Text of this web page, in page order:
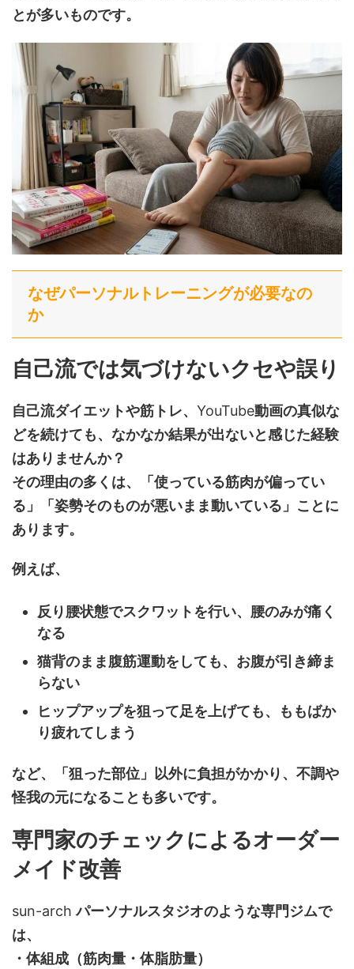
とが多いものです。
なぜパーソナルトレーニングが必要なの
か
自己流では気づけないクセや誤り
自己流ダイエットや筋トレ、 YouTube動画の真似な
どを続けても、なかなか結果が出ないと感じた経験
はありませんか？
その理由の多くは、「使っている筋肉が偏ってい
る」「姿勢そのものが悪いまま動いている」ことに
あります。
例えば、
反り腰状態でスクワットを行い、腰のみが痛く
なる
猫背のまま腹筋運動をしても、お腹が引き締ま
らない
ヒップアップを狙って足を上げても、ももばか
り疲れてしまう
など、「狙った部位」以外に負担がかかり、不調や
怪我の元になることも多いです。
専門家のチェックによるオーダー
メイド改善
sun-archパーソナルスタジオのような専門ジムで
は、
・体組成（筋肉量・体脂肪量）